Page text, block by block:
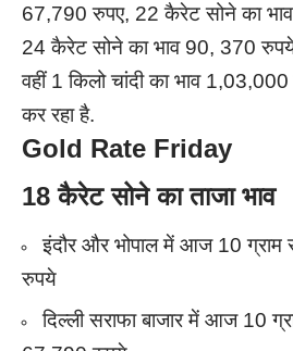
67,790 रुपए, 22 कैरेट सोने का
24 कैरेट सोने का भाव 90, 370
वहीं 1 किलो चांदी का भाव
कर रहा है.
Gold Rate Friday
18 कैरेट सोने का ताजा भाव
इंदौर और भोपाल में आज 10 ग्राम
रुपये
दिल्ली सराफा बाजार में आज 10